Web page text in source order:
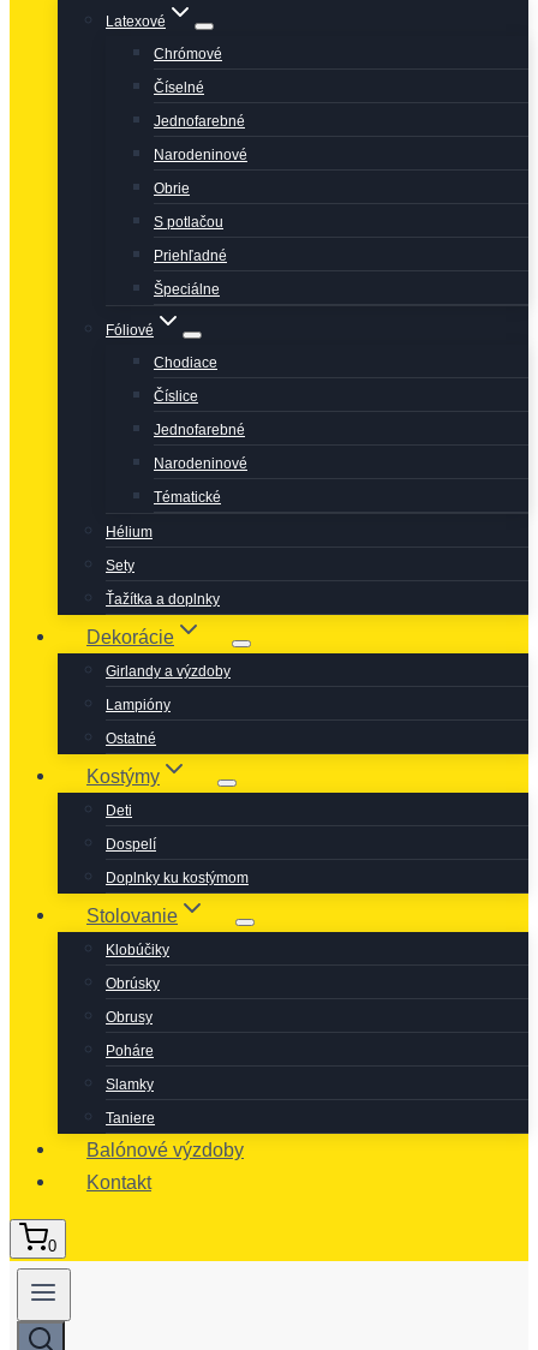
Latexové
Chrómové
Číselné
Jednofarebné
Narodeninové
Obrie
S potlačou
Priehľadné
Špeciálne
Fóliové
Chodiace
Číslice
Jednofarebné
Narodeninové
Tématické
Hélium
Sety
Ťažítka a doplnky
Dekorácie
Girlandy a výzdoby
Lampióny
Ostatné
Kostýmy
Deti
Dospelí
Doplnky ku kostýmom
Stolovanie
Klobúčiky
Obrúsky
Obrusy
Poháre
Slamky
Taniere
Balónové výzdoby
Kontakt
0